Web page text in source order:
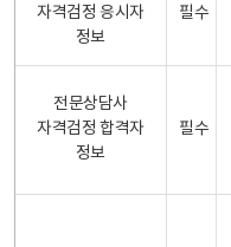
자격검정 응시자
정보
필수
전문상담사
자격검정 합격자
정보
필수